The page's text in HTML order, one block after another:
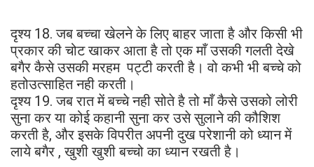
दृश्य 18. जब बच्चा खेलने के लिए बाहर जाता है और किसी भी
प्रकार की चोट खाकर आता है तो एक माँ उसकी गलती देखे
बगैर कैसे उसकी मरहम पट्टी करती है। वो कभी भी बच्चे को
हतोउत्साहित नही करती।
दृश्य 19. जब रात में बच्चे नही सोते है तो माँ कैसे उसको लोरी
सुना कर या कोई कहानी सुना कर उसे सुलाने की कौशिश
करती है, और इसके विपरीत अपनी दुख परेशानी को ध्यान में
लाये बगैर , खुशी खुशी बच्चो का ध्यान रखती है।